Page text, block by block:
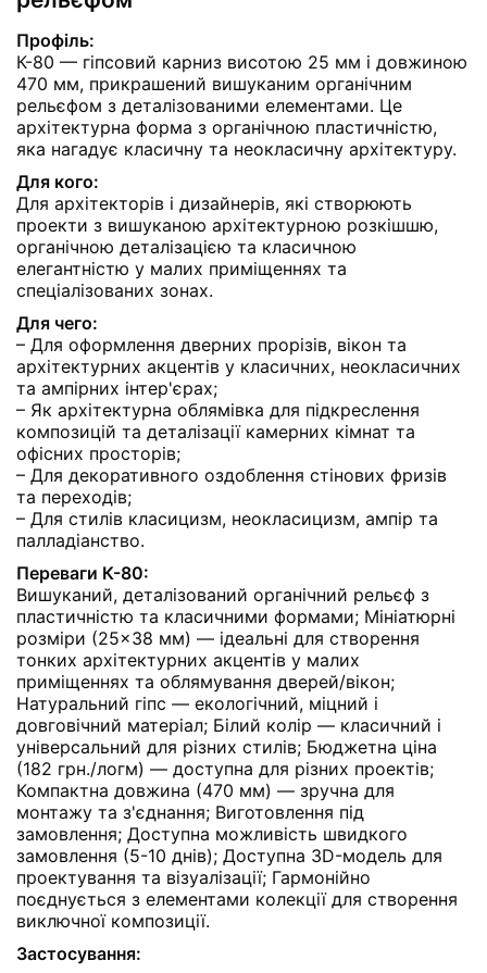
Профіль:
К-80 — гіпсовий карниз висотою 25 мм і довжиною
470 мм, прикрашений вишуканим органічним
рельєфом з деталізованими елементами. Це
архітектурна форма з органічною пластичністю,
яка нагадує класичну та неокласичну архітектуру.
Для кого:
Для архітекторів і дизайнерів, які створюють
проекти з вишуканою архітектурною розкішшю,
органічною деталізацією та класичною
елегантністю у малих приміщеннях та
спеціалізованих зонах.
Для чего:
– Для оформлення дверних прорізів, вікон та
архітектурних акцентів у класичних, неокласичних
та ампірних інтер'єрах;
– Як архітектурна облямівка для підкреслення
композицій та деталізації камерних кімнат та
офісних просторів;
– Для декоративного оздоблення стінових фризів
та переходів;
– Для стилів класицизм, неокласицизм, ампір та
палладіанство.
Переваги К-80:
Вишуканий, деталізований органічний рельєф з
пластичністю та класичними формами; Мініатюрні
розміри (25×38 мм) — ідеальні для створення
тонких архітектурних акцентів у малих
приміщеннях та облямування дверей/вікон;
Натуральний гіпс — екологічний, міцний і
довговічний матеріал; Білий колір — класичний і
універсальний для різних стилів; Бюджетна ціна
(182 грн./логм) — доступна для різних проектів;
Компактна довжина (470 мм) — зручна для
монтажу та з'єднання; Виготовлення під
замовлення; Доступна можливість швидкого
замовлення (5-10 днів); Доступна 3D-модель для
проектування та візуалізації; Гармонійно
поєднується з елементами колекції для створення
виключної композиції.
Застосування: